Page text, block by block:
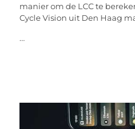
manier om de LCC te
Cycle Vision uit Den Haag
...